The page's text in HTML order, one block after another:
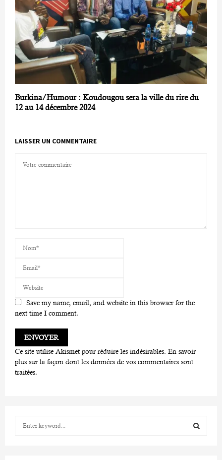
Burkina/Humour : Koudougou sera la ville du rire du
12 au 14 décembre 2024
LAISSER UN COMMENTAIRE
Save my name, email, and website in this browser for the
next time I comment.
Ce site utilise Akismet pour réduire les indésirables. En savoir
plus sur la façon dont les données de vos commentaires sont
traitées.